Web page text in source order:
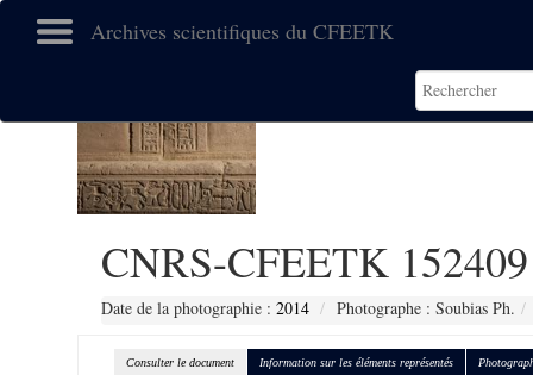
Archives scientifiques du CFEETK
CNRS-CFEETK 152409
Date de la photographie : 2014 Photographe : Soubias Ph.
Consulter le document Information sur les éléments représentés